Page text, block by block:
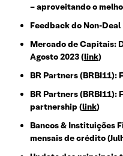
– aproveitando o
Feedback do Non-Deal
Mercado de Capitais:
Agosto 2023 (link)
BR Partners (BRBI11):
BR Partners (BRBI11):
partnership (link)
Bancos & Instituições
mensais de crédito